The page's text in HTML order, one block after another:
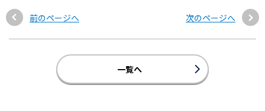
前のページへ 次のページへ
一覧へ